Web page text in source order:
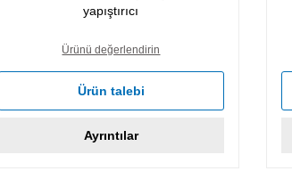
yapıştırıcı
Ürünü değerlendirin
Ürün talebi
Ayrıntılar